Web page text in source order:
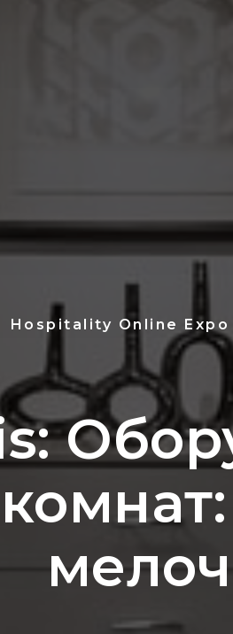
Hospitality Online Expo